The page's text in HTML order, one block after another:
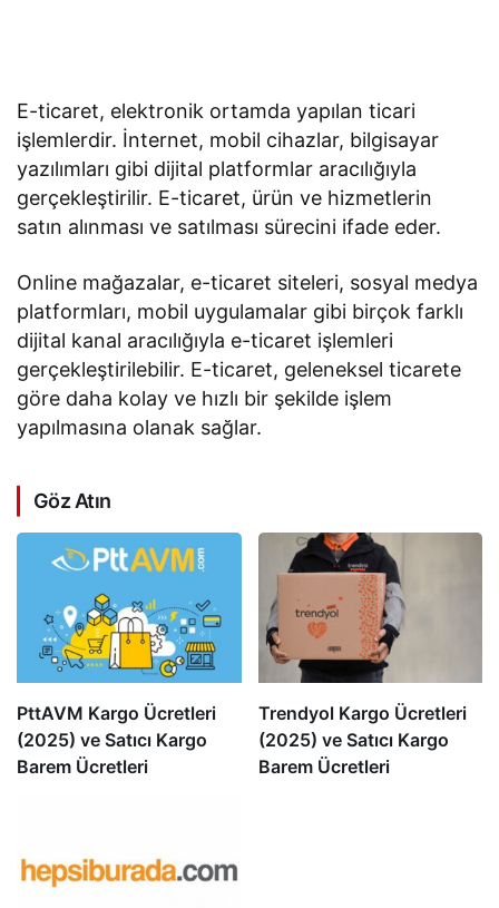
E-ticaret, elektronik ortamda yapılan ticari
işlemlerdir. İnternet, mobil cihazlar, bilgisayar
yazılımları gibi dijital platformlar aracılığıyla
gerçekleştirilir. E-ticaret, ürün ve hizmetlerin
satın alınması ve satılması sürecini ifade eder.
Online mağazalar, e-ticaret siteleri, sosyal medya
platformları, mobil uygulamalar gibi birçok farklı
dijital kanal aracılığıyla e-ticaret işlemleri
gerçekleştirilebilir. E-ticaret, geleneksel ticarete
göre daha kolay ve hızlı bir şekilde işlem
yapılmasına olanak sağlar.
Göz Atın
PttAVM Kargo Ücretleri
(2025) ve Satıcı Kargo
Barem Ücretleri
Trendyol Kargo Ücretleri
(2025) ve Satıcı Kargo
Barem Ücretleri